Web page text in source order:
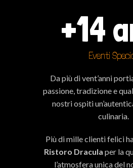
Eventi
+14
Da più di vent’anni
passione, tradizione e
nostri ospiti
culinaria.
Più di mille clienti felici
Ristoro Dracula per la
l’atmosfera unica del